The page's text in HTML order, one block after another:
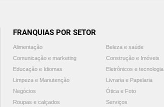
FRANQUIAS POR SETOR
Alimentação Beleza e saúde
Comunicação e marketing
Construção e Imóveis
Educação e Idiomas
Eletrônicos e tecnologia
Limpeza e Manutenção
Livraria e Papelaria
Negócios
Ótica e Foto
Roupas e calçados
Serviços